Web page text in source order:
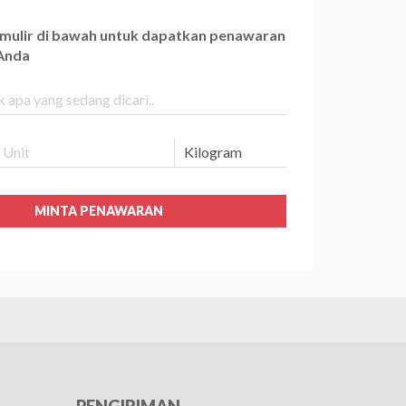
di bawah untuk dapatkan penawaran
MINTA PENAWARAN